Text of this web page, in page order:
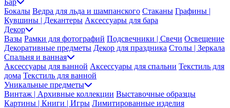
Бокалы Ведра для льда и шампанского Стаканы Графины |
Кувшины | Декантеры Аксессуары для бара
Декор
Вазы Рамки для фотографий Подсвечники | Свечи Освещение
Декоративные предметы Декор для праздника Столы | Зеркала
Спальня и ванная
Аксессуары для ванной Аксессуары для спальни Текстиль для
дома Текстиль для ванной
Уникальные предметы
Винтаж | Архивные коллекции Выставочные образцы
Картины | Книги | Игры Лимитированные изделия